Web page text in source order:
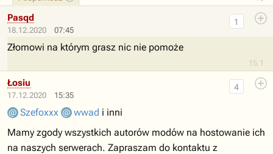
18.12.2020 07:45
15.1
1
Pasqd
Złomowi na którym grasz nic nie pomoże
17.12.2020 15:35
4
Łosiu
Szefoxxx wwad i inni
Mamy zgody wszystkich autorów modów na hostowanie ich
na naszych serwerach. Zapraszam do kontaktu z